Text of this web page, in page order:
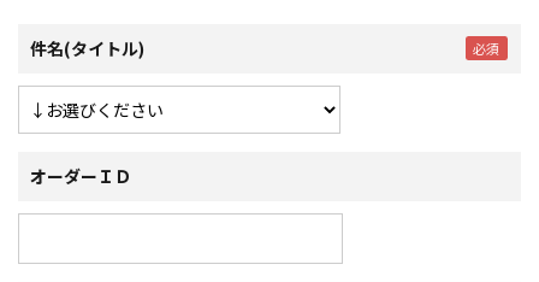
件名(タイトル)
オーダーＩＤ